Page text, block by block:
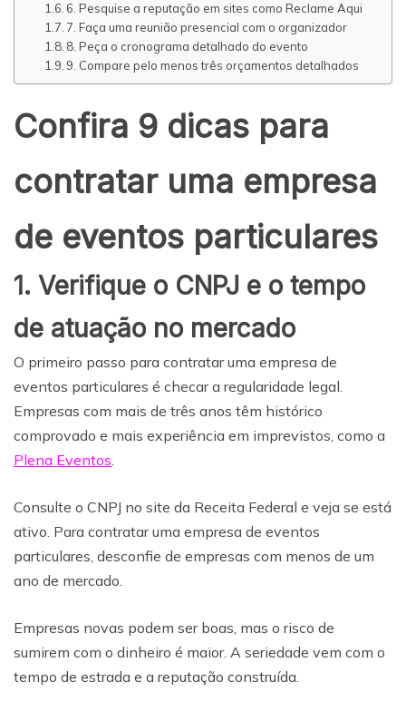
6. Pesquise a reputação em sites como Reclame Aqui
7. Faça uma reunião presencial com o organizador
8. Peça o cronograma detalhado do evento
9. Compare pelo menos três orçamentos detalhados
Confira 9 dicas para
contratar uma empresa
de eventos particulares
1. Verifique o CNPJ e o tempo
de atuação no mercado
O primeiro passo para contratar uma empresa de
eventos particulares é checar a regularidade legal.
Empresas com mais de três anos têm histórico
comprovado e mais experiência em imprevistos, como a
Plena Eventos.
Consulte o CNPJ no site da Receita Federal e veja se está
ativo. Para contratar uma empresa de eventos
particulares, desconfie de empresas com menos de um
ano de mercado.
Empresas novas podem ser boas, mas o risco de
sumirem com o dinheiro é maior. A seriedade vem com o
tempo de estrada e a reputação construída.